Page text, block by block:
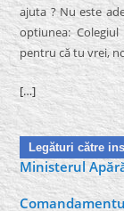
ajuta ? Nu este
optiunea:
pentru că tu vrei,
[…]
Legături către
Ministerul